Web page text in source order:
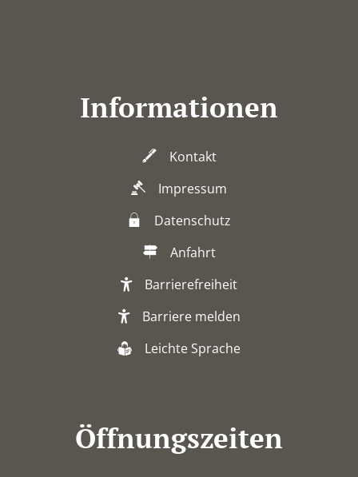
Informationen
Kontakt
Impressum
Datenschutz
Anfahrt
Barrierefreiheit
Barriere melden
Leichte Sprache
Öffnungszeiten